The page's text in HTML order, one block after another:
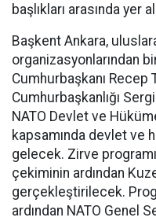
başlıkları arasında yer
Başkent Ankara,
organizasyonlarından
Cumhurbaşkanı Recep
Cumhurbaşkanlığı
NATO Devlet ve
kapsamında devlet ve
gelecek. Zirve
çekiminin ardından
gerçekleştirilecek.
ardından NATO Genel